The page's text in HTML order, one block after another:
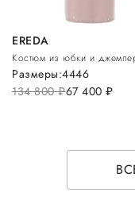
EREDA
Костюм из юбки и
134 800руб.67 400 руб.
Размеры:4446